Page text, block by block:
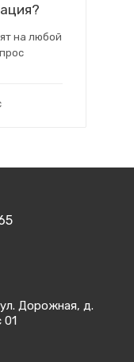
на любой
Дорожная, д.
01